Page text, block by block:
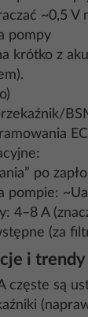
~0,5 V
pompy
krótko z
po
pompie:
4–8 A
(za
i trendy
częste są